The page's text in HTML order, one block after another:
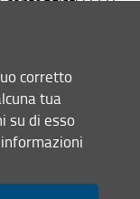
2017/2018 non
moduli di esami
corretto
tua
su di esso